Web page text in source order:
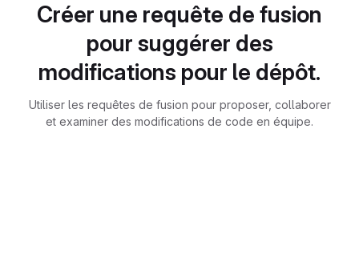
Créer une requête de fusion
pour suggérer des
modifications pour le dépôt.
Utiliser les requêtes de fusion pour proposer, collaborer
et examiner des modifications de code en équipe.